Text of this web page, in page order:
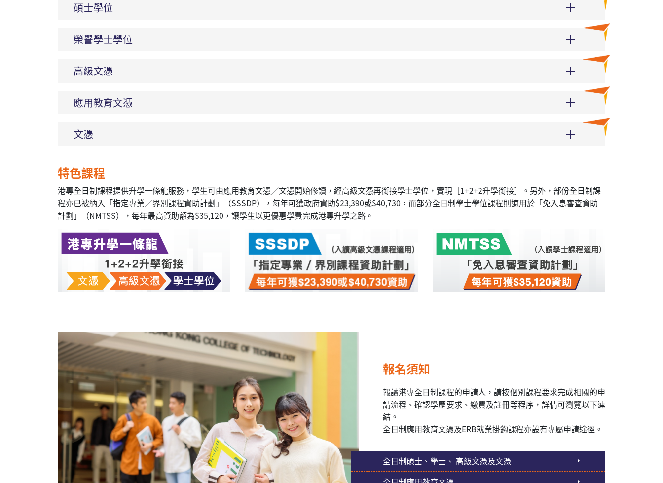
碩士學位
榮譽學士學位
高級文憑
應用教育文憑
文憑
特色課程
港專全日制課程提供升學一條龍服務，學生可由應用教育文憑／文憑開始修讀，經高級文憑再銜接學士學位，實現［1+2+2升學銜接］。另外，部份全日制課
程亦已被納入「指定專業／界別課程資助計劃」（SSSDP），每年可獲政府資助$23,390或$40,730，而部分全日制學士學位課程則適用於「免入息審查資助
計劃」（NMTSS），每年最高資助額為$35,120，讓學生以更優惠學費完成港專升學之路。
報名須知
報讀港專全日制課程的申請人，請按個別課程要求完成相關的申
請流程、確認學歷要求、繳費及註冊等程序，詳情可瀏覽以下連
結。
全日制應用教育文憑及ERB就業掛鈎課程亦設有專屬申請途徑。
全日制碩士、學士、 高級文憑及文憑